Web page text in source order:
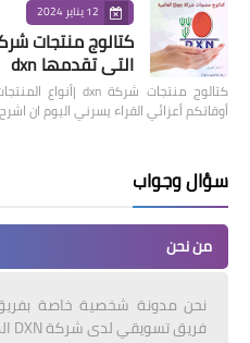
12 يناير 2024
التي تقدمها dxn
أوقاتكم أعزائي القراء يسرني اليوم ان
سؤال وجواب
من نحن
نحن مدونة شخصية خاصة
فريق تسويقي لدى شركة DXN الماليزية